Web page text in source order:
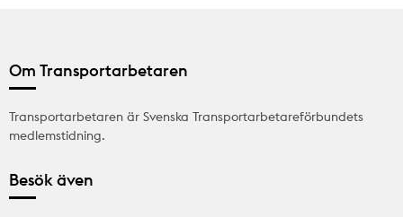
Om Transportarbetaren
Transportarbetaren är Svenska Transportarbetareförbundets
medlemstidning.
Besök även